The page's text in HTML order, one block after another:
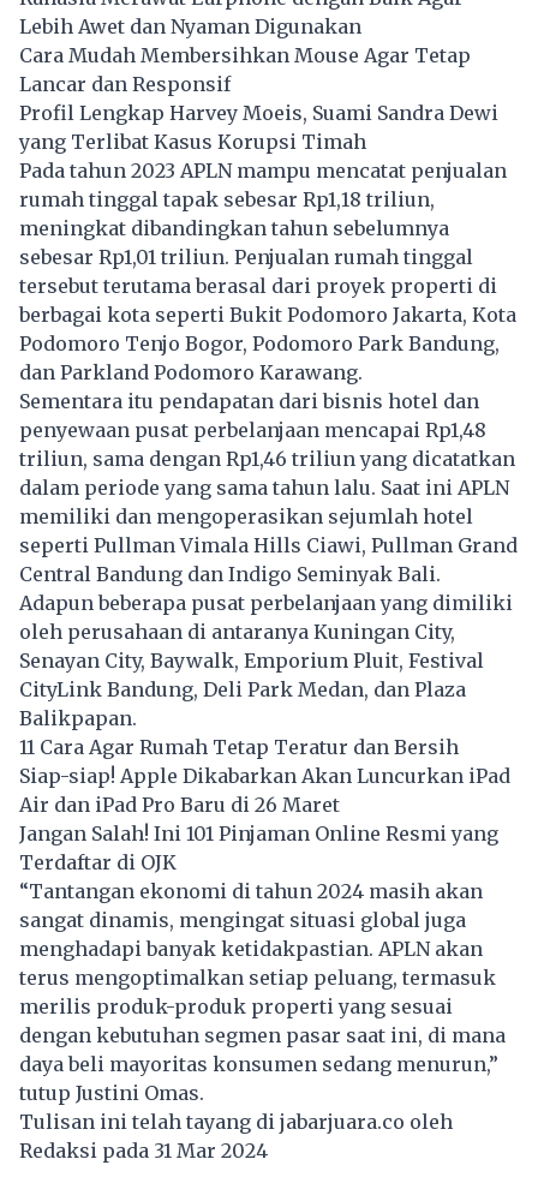
Lebih Awet dan Nyaman Digunakan
Cara Mudah Membersihkan Mouse Agar Tetap
Lancar dan Responsif
Profil Lengkap Harvey Moeis, Suami Sandra Dewi
yang Terlibat Kasus Korupsi Timah
Pada tahun 2023 APLN mampu mencatat penjualan
rumah tinggal tapak sebesar Rp1,18 triliun,
meningkat dibandingkan tahun sebelumnya
sebesar Rp1,01 triliun. Penjualan rumah tinggal
tersebut terutama berasal dari proyek properti di
berbagai kota seperti Bukit Podomoro Jakarta, Kota
Podomoro Tenjo Bogor, Podomoro Park Bandung,
dan Parkland Podomoro Karawang.
Sementara itu pendapatan dari bisnis hotel dan
penyewaan pusat perbelanjaan mencapai Rp1,48
triliun, sama dengan Rp1,46 triliun yang dicatatkan
dalam periode yang sama tahun lalu. Saat ini APLN
memiliki dan mengoperasikan sejumlah hotel
seperti Pullman Vimala Hills Ciawi, Pullman Grand
Central Bandung dan Indigo Seminyak Bali.
Adapun beberapa pusat perbelanjaan yang dimiliki
oleh perusahaan di antaranya Kuningan City,
Senayan City, Baywalk, Emporium Pluit, Festival
CityLink Bandung, Deli Park Medan, dan Plaza
Balikpapan.
11 Cara Agar Rumah Tetap Teratur dan Bersih
Siap-siap! Apple Dikabarkan Akan Luncurkan iPad
Air dan iPad Pro Baru di 26 Maret
Jangan Salah! Ini 101 Pinjaman Online Resmi yang
Terdaftar di OJK
“Tantangan ekonomi di tahun 2024 masih akan
sangat dinamis, mengingat situasi global juga
menghadapi banyak ketidakpastian. APLN akan
terus mengoptimalkan setiap peluang, termasuk
merilis produk-produk properti yang sesuai
dengan kebutuhan segmen pasar saat ini, di mana
daya beli mayoritas konsumen sedang menurun,”
tutup Justini Omas.
Tulisan ini telah tayang di jabarjuara.co oleh
Redaksi pada 31 Mar 2024